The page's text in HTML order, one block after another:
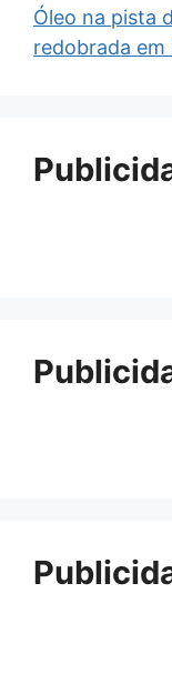
Óleo na pista
redobrada